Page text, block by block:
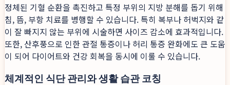
정체된 기혈 순환을 촉진하고 특정 부위의 지방 분해를 돕기 위해
침, 뜸, 부항 치료를 병행할 수 있습니다. 특히 복부나 허벅지와 같
이 잘 빠지지 않는 부위에 시술하면 사이즈 감소에 효과적입니다.
또한, 산후풍으로 인한 관절 통증이나 허리 통증 완화에도 큰 도움
이 되어 다이어트와 건강 회복을 동시에 이룰 수 있습니다.
체계적인 식단 관리와 생활 습관 코칭